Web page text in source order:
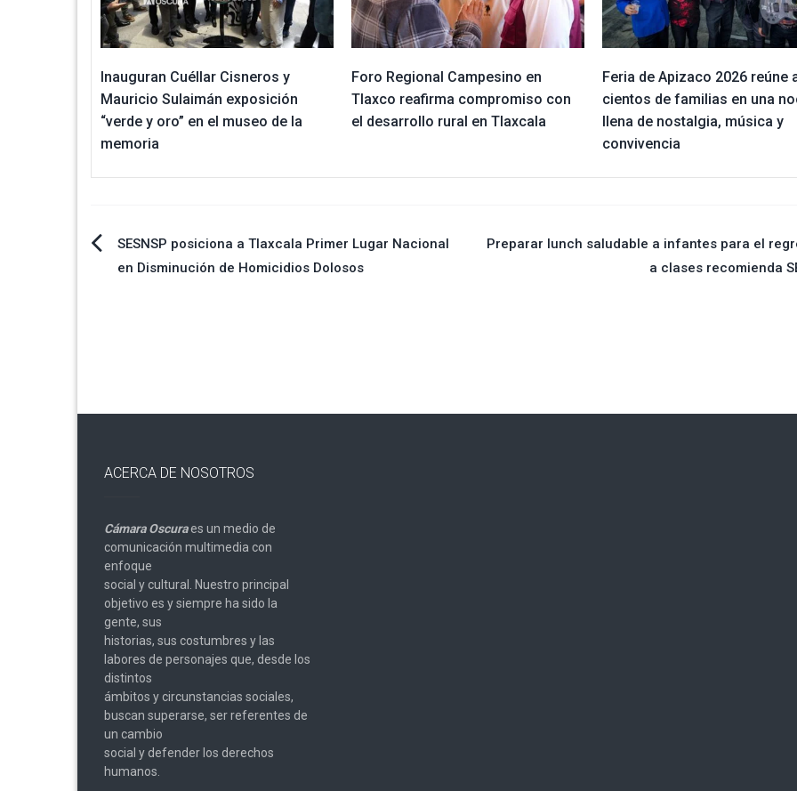
Inauguran Cuéllar Cisneros y
Mauricio Sulaimán exposición
“verde y oro” en el museo de la
memoria
Foro Regional Campesino en
Tlaxco reafirma compromiso con
el desarrollo rural en Tlaxcala
Feria de Apizaco 2026 reúne
cientos de familias en una
llena de nostalgia, música y
convivencia
Navegación
SESNSP posiciona a Tlaxcala Primer Lugar Nacional
en Disminución de Homicidios Dolosos
Preparar lunch saludable a infantes para el
a clases recomienda
ACERCA DE NOSOTROS
Cámara Oscuraes un medio de
comunicación multimedia con
enfoque
social y cultural. Nuestro principal
objetivo es y siempre ha sido la
gente, sus
historias, sus costumbres y las
labores de personajes que, desde los
distintos
ámbitos y circunstancias sociales,
buscan superarse, ser referentes de
un cambio
social y defender los derechos
humanos.